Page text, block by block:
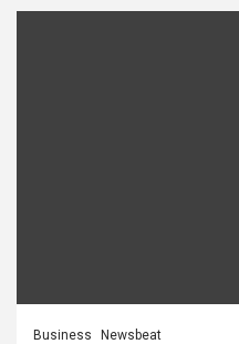
Business Newsbeat